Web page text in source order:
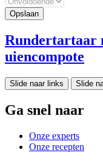
Rundertartaar
uiencompote
Slide naar links Slide
Ga snel naar
Onze experts
Onze recepten